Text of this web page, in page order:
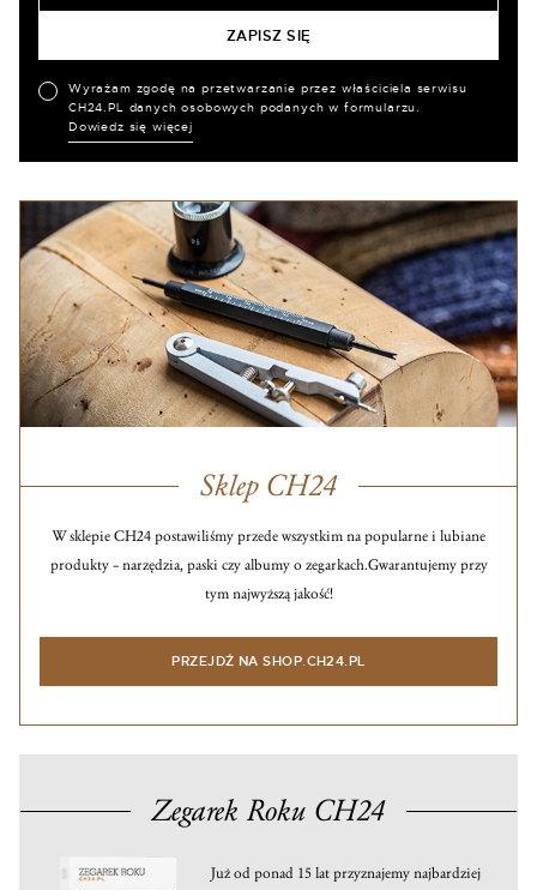
Wyrażam zgodę na przetwarzanie przez właściciela serwisu
CH24.PL danych osobowych podanych w formularzu.
Dowiedz się więcej
Sklep CH24
W sklepie CH24 postawiliśmy przede wszystkim na popularne i lubiane
produkty – narzędzia, paski czy albumy o zegarkach.Gwarantujemy przy
tym najwyższą jakość!
PRZEJDŹ NA SHOP.CH24.PL
Zegarek Roku CH24
Już od ponad 15 lat przyznajemy najbardziej